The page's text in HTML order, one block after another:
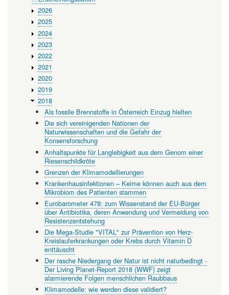
Jahren
2026
2025
2024
2023
2022
2021
2020
2019
2018
Als fossile Brennstoffe in Österreich Einzug hielten
Die sich vereinigenden Nationen der
Naturwissenschaften und die Gefahr der
Konsensforschung
Anhaltspunkte für Langlebigkeit aus dem Genom einer
Riesenschildkröte
Grenzen der Klimamodellierungen
Krankenhausinfektionen – Keime können auch aus dem
Mikrobiom des Patienten stammen
Eurobarometer 478: zum Wissenstand der EU-Bürger
über Antibiotika, deren Anwendung und Vermeidung von
Resistenzentstehung
Die Mega-Studie "VITAL" zur Prävention von Herz-
Kreislauferkrankungen oder Krebs durch Vitamin D
enttäuscht
Der rasche Niedergang der Natur ist nicht naturbedingt -
Der Living Planet-Report 2018 (WWF) zeigt
alarmierende Folgen menschlichen Raubbaus
Klimamodelle: wie werden diese validiert?